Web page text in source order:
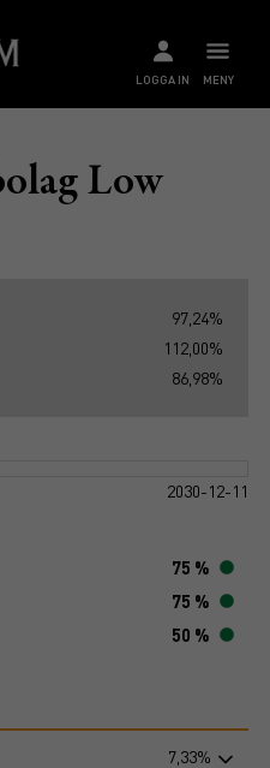
MENY
LOGGA IN
Low
97,24%
112,00%
86,98%
2030-12-11
75 %
75 %
50 %
7,33%